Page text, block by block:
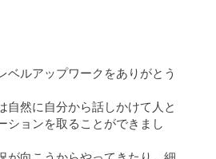
ベルアップワークをありがとう
自然に自分から話しかけて人と
ションを取ることができまし